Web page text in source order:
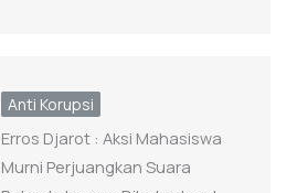
Anti Korupsi
Erros Djarot : Aksi Mahasiswa
Murni Perjuangkan Suara